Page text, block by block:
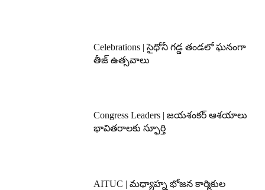
Celebrations | సైధోనీ గడ్డ తండలో ఘనంగా
తీజ్ ఉత్సవాలు
Congress Leaders | జయశంకర్ ఆశయాలు
భావితరాలకు స్ఫూర్తి
AITUC | మధ్యాహ్న భోజన కార్మికుల